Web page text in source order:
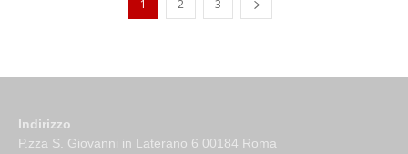
1 2 3
Indirizzo
P.zza S. Giovanni in Laterano 6 00184 Roma